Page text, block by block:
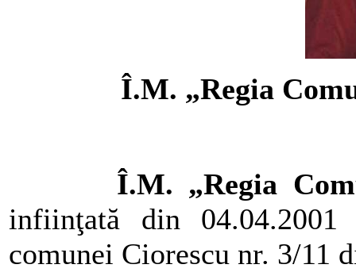
Î.M. „Regia
Î.M. „Regia
infiinţată din
comunei Ciorescu nr. 3/11